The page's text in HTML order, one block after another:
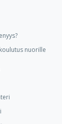
nuorille